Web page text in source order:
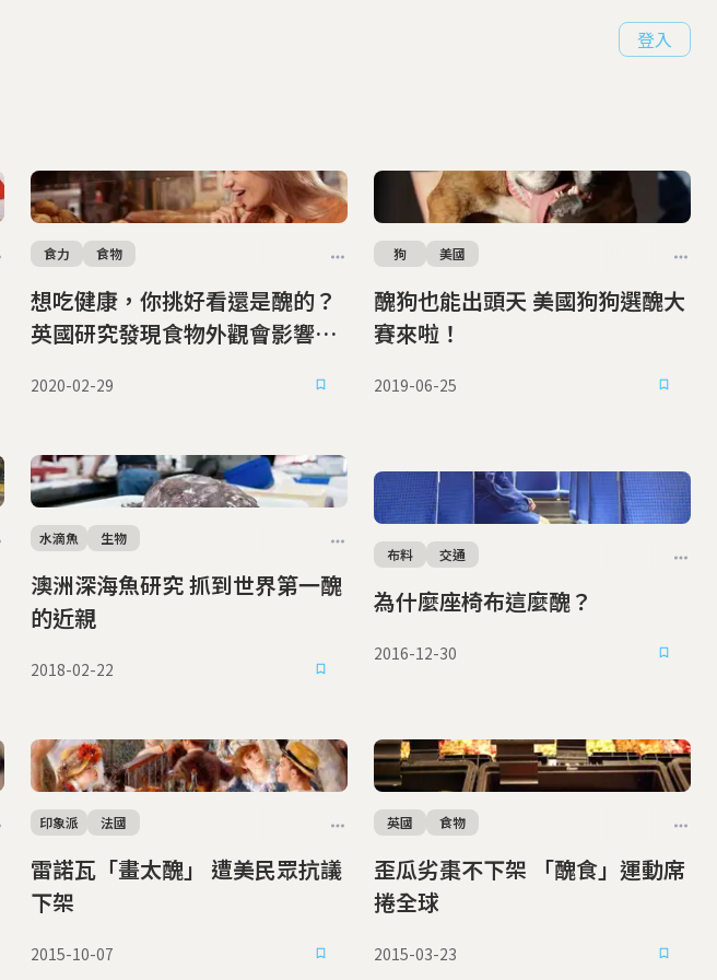
登入
想吃健康，你挑好看還是醜的？
英國研究發現食物外觀會影響人
食力 食物
2020-02-29
醜狗也能出頭天 美國狗狗選醜大
賽來啦！
狗 美國
2019-06-25
澳洲深海魚研究 抓到世界第一醜
的近親
水滴魚 生物
2018-02-22
為什麼座椅布這麼醜？
布料 交通
2016-12-30
雷諾瓦「畫太醜」 遭美民眾抗議
下架
印象派 法國
2015-10-07
歪瓜劣棗不下架 「醜食」運動席
捲全球
英國 食物
2015-03-23